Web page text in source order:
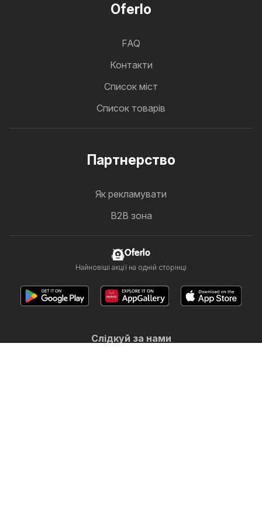
Oferlo
FAQ
Контакти
Cписок міст
Список товарів
Партнерство
Як рекламувати
B2B зона
Oferlo
Найновіші акції на одній сторінці
Слідкуй за нами